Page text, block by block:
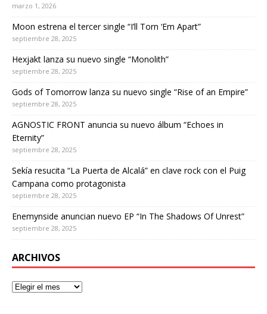
marzo 1, 2026
Moon estrena el tercer single “I’ll Torn ‘Em Apart”
septiembre 28, 2025
Hexjakt lanza su nuevo single “Monolith”
septiembre 28, 2025
Gods of Tomorrow lanza su nuevo single “Rise of an Empire”
septiembre 28, 2025
AGNOSTIC FRONT anuncia su nuevo álbum “Echoes in
Eternity”
septiembre 28, 2025
Sekía resucita “La Puerta de Alcalá” en clave rock con el Puig
Campana como protagonista
septiembre 28, 2025
Enemynside anuncian nuevo EP “In The Shadows Of Unrest”
septiembre 28, 2025
ARCHIVOS